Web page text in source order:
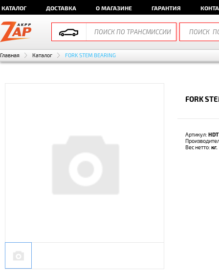
КАТАЛОГ ДОСТАВКА О МАГАЗИНЕ ГАРАНТИЯ
Главная Каталог FORK STEM BEARING
FORK
Артикул:
Вес нетто: кг.